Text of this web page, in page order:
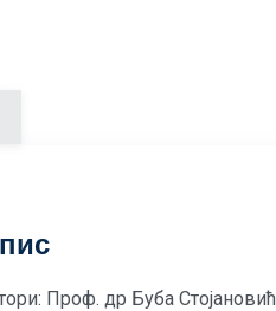
Проф. др Буба Стојановић